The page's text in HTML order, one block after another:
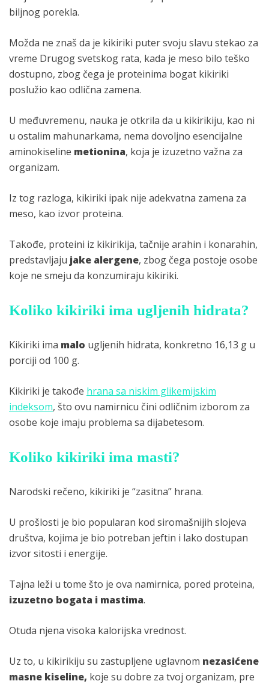
biljnog porekla.
Možda ne znaš da je kikiriki puter svoju slavu stekao za
vreme Drugog svetskog rata, kada je meso bilo teško
dostupno, zbog čega je proteinima bogat kikiriki
poslužio kao odlična zamena.
U međuvremenu, nauka je otkrila da u kikirikiju, kao ni
u ostalim mahunarkama, nema dovoljno esencijalne
aminokiseline metionina, koja je izuzetno važna za
organizam.
Iz tog razloga, kikiriki ipak nije adekvatna zamena za
meso, kao izvor proteina.
Takođe, proteini iz kikirikija, tačnije arahin i konarahin,
predstavljaju jake alergene, zbog čega postoje osobe
koje ne smeju da konzumiraju kikiriki.
Koliko kikiriki ima ugljenih hidrata?
Kikiriki ima malo ugljenih hidrata, konkretno 16,13 g u
porciji od 100 g.
Kikiriki je takođe hrana sa niskim glikemijskim
indeksom, što ovu namirnicu čini odličnim izborom za
osobe koje imaju problema sa dijabetesom.
Koliko kikiriki ima masti?
Narodski rečeno, kikiriki je “zasitna” hrana.
U prošlosti je bio popularan kod siromašnijih slojeva
društva, kojima je bio potreban jeftin i lako dostupan
izvor sitosti i energije.
Tajna leži u tome što je ova namirnica, pored proteina,
izuzetno bogata i mastima.
Otuda njena visoka kalorijska vrednost.
Uz to, u kikirikiju su zastupljene uglavnom nezasićene
masne kiseline, koje su dobre za tvoj organizam, pre